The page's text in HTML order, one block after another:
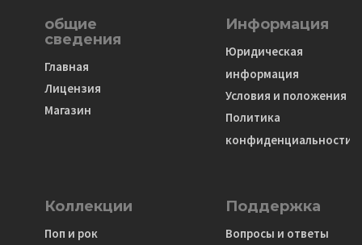
общие
сведения
Главная
Лицензия
Магазин
Информация
Юридическая
информация
Условия и положения
Политика
конфиденциальности
Коллекции
Поп и рок
Поддержка
Вопросы и ответы